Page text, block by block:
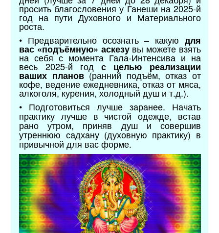
просить благословения у Ганеши на 2025-й
год на пути Духовного и Материального
роста.
• Предварительно осознать – какую для
вас «подъёмную» аскезувы можете взять
на себя с момента Гала-Интенсива и на
весь 2025-й годс целью реализации
ваших планов(ранний подъём, отказ от
кофе, ведение ежедневника, отказ от мяса,
алкоголя, курения, холодный душ и т.д.).
• Подготовиться лучше заранее. Начать
практику лучше в чистой одежде, встав
рано утром, приняв душ и совершив
утреннюю садхану (духовную практику) в
привычной для вас форме.